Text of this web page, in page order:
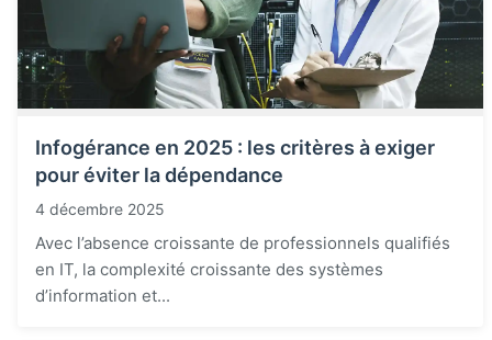
Infogérance en 2025 : les critères à exiger
pour éviter la dépendance
4 décembre 2025
Avec l’absence croissante de professionnels qualifiés
en IT, la complexité croissante des systèmes
d’information et...